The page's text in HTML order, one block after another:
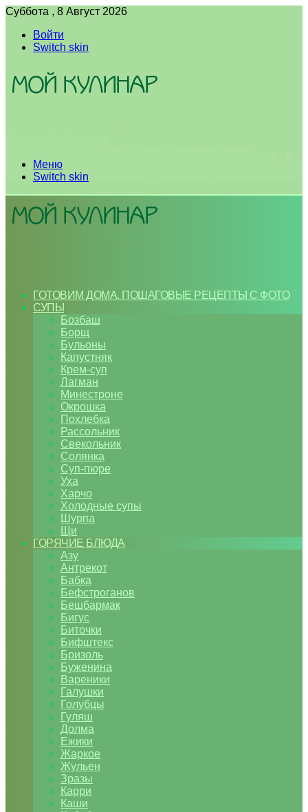
Суббота , 8 Август 2026
Войти
Switch skin
Меню
Switch skin
ГОТОВИМ ДОМА. ПОШАГОВЫЕ РЕЦЕПТЫ С ФОТО
СУПЫ
Бозбаш
Борщ
Бульоны
Капустняк
Крем-суп
Лагман
Минестроне
Окрошка
Похлебка
Рассольник
Свекольник
Солянка
Суп-пюре
Уха
Харчо
Холодные супы
Шурпа
Щи
ГОРЯЧИЕ БЛЮДА
Азу
Антрекот
Бабка
Бефстроганов
Бешбармак
Бигус
Биточки
Бифштекс
Бризоль
Буженина
Вареники
Галушки
Голубцы
Гуляш
Долма
Ежики
Жаркое
Жульен
Зразы
Карри
Каши